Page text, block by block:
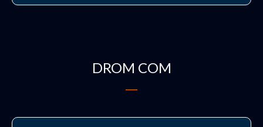
DROM COM